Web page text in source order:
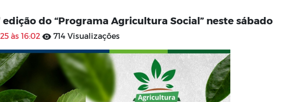
edição do “Programa Agricultura Social” neste sábado
às 16:02 714 Visualizações